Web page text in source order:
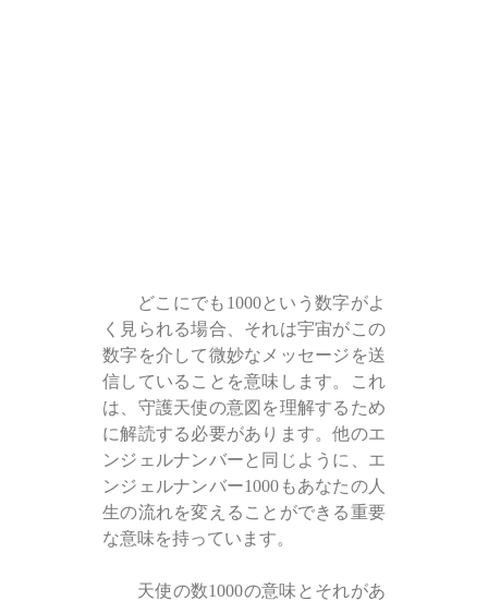
どこにでも1000という数字がよ
く見られる場合、それは宇宙がこの
数字を介して微妙なメッセージを送
信していることを意味します。これ
は、守護天使の意図を理解するため
に解読する必要があります。他のエ
ンジェルナンバーと同じように、エ
ンジェルナンバー1000もあなたの人
生の流れを変えることができる重要
な意味を持っています。
天使の数1000の意味とそれがあ